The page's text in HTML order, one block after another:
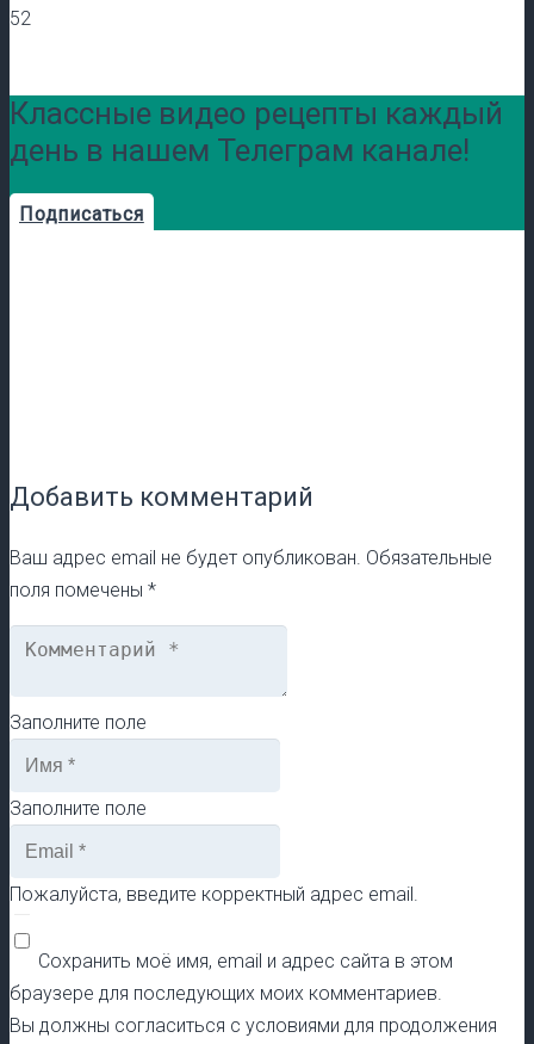
52
Классные видео рецепты каждый
день в нашем Телеграм канале!
Подписаться
Добавить комментарий
Ваш адрес email не будет опубликован. Обязательные
поля помечены *
Заполните поле
Заполните поле
Пожалуйста, введите корректный адрес email.
Сохранить моё имя, email и адрес сайта в этом
браузере для последующих моих комментариев.
Вы должны согласиться с условиями для продолжения